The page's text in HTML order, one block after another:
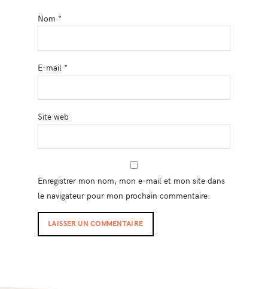
Nom *
E-mail *
Site web
Enregistrer mon nom, mon e-mail et mon site dans
le navigateur pour mon prochain commentaire.